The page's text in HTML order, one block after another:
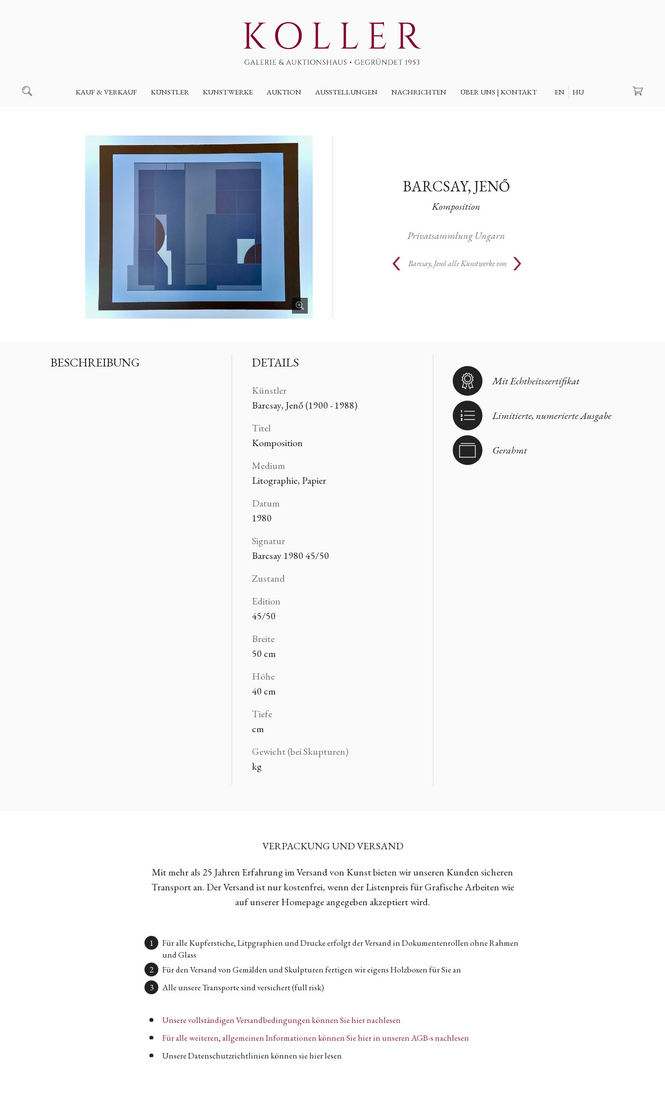
KAUF & VERKAUF KÜNSTLER KUNSTWERKE AUKTION AUSSTELLUNGEN NACHRICHTEN ÜBER UNS | KONTAKT EN HU
BARCSAY, JENŐ
Komposition
Privatsammlung Ungarn
Barcsay, Jenő alle Kunstwerke von
BESCHREIBUNG DETAILS
Künstler
Barcsay, Jenő (1900 - 1988)
Titel
Komposition
Medium
Litographie, Papier
Datum
1980
Signatur
Barcsay 1980 45/50
Zustand
Edition
45/50
Breite
50 cm
Höhe
40 cm
Tiefe
cm
Gewicht (bei Skupturen)
kg
Mit Echtheitszertifikat
Limitierte, numerierte Ausgabe
Gerahmt
VERPACKUNG UND VERSAND
Mit mehr als 25 Jahren Erfahrung im Versand von Kunst bieten wir unseren Kunden sicheren
Transport an. Der Versand ist nur kostenfrei, wenn der Listenpreis für Grafische Arbeiten wie
auf unserer Homepage angegeben akzeptiert wird.
Für alle Kupferstiche, Litpgraphien und Drucke erfolgt der Versand in Dokumentenrollen ohne Rahmen
und Glass
Für den Versand von Gemälden und Skulpturen fertigen wir eigens Holzboxen für Sie an
Alle unsere Transporte sind versichert (full risk)
Unsere vollständigen Versandbedingungen können Sie hier nachlesen
Für alle weiteren, allgemeinen Informationen können Sie hier in unseren AGB-s nachlesen
Unsere Datenschutzrichtlinien können sie hier lesen